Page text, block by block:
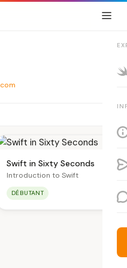
Swift in Sixty Seconds
Introduction to Swift
DÉBUTANT